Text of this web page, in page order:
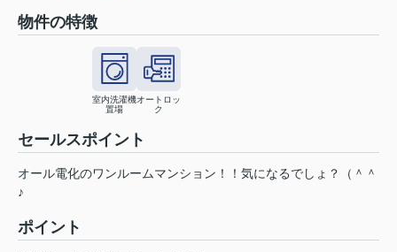
物件の特徴
室内洗濯機
置場
オートロッ
ク
セールスポイント
オール電化のワンルームマンション！！気になるでしょ？（＾＾
♪
ポイント